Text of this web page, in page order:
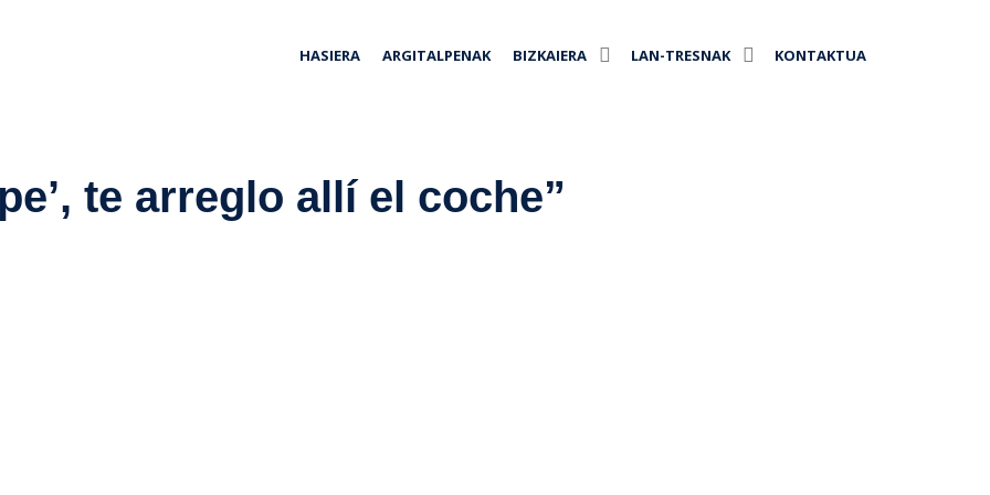
HASIERA ARGITALPENAK BIZKAIERA LAN-TRESNAK KONTAKTUA
te arreglo allí el coche”